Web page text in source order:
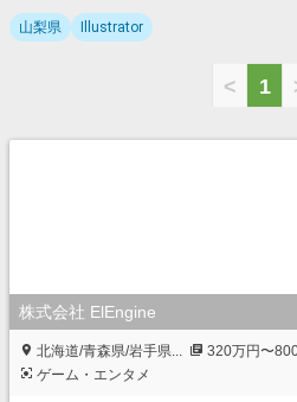
山梨県 Illustrator
< 1
株式会社 ElEngine
北海道/青森県/岩手県...
320万円〜
ゲーム・エンタメ